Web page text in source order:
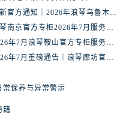
内蒙古自治区乌兰察布市集宁区恩和大街浪琴售后服务中心（需提前预约）
内蒙古自治区锡林郭勒盟市锡林浩特市光明街与额尔敦路交叉口浪琴售后服务中心（需提前预约）
最新官方通知｜2026年浪琴乌鲁木齐专柜服务信息整合，客服热线7月已更新
浪琴南京官方专柜2026年7月服务升级｜客户热线+门店信息重磅公示
2026年7月浪琴鞍山官方专柜服务热线全攻略｜门店信息及时更新
2026年7月重磅通告｜浪琴廊坊官方专柜信息大全，客户服务热线同步更新
保养与异常警示
籍